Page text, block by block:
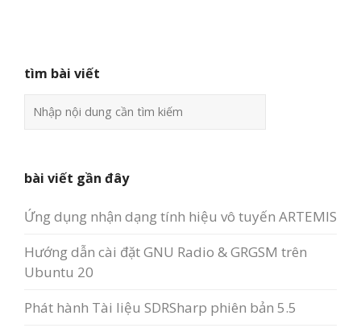
tìm bài viết
bài viết gần đây
Ứng dụng nhận dạng tính hiệu vô tuyến ARTEMIS
Hướng dẫn cài đặt GNU Radio & GRGSM trên
Ubuntu 20
Phát hành Tài liệu SDRSharp phiên bản 5.5